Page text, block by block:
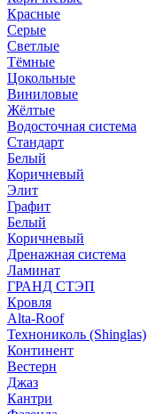
Красные
Серые
Светлые
Тёмные
Цокольные
Виниловые
Жёлтые
Водосточная система
Стандарт
Белый
Коричневый
Элит
Графит
Белый
Коричневый
Дренажная система
Ламинат
ГРАНД СТЭП
Кровля
Alta-Roof
Технониколь (Shinglas)
Континент
Вестерн
Джаз
Кантри